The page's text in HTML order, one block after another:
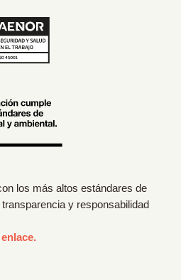
los más altos estándares de
y responsabilidad